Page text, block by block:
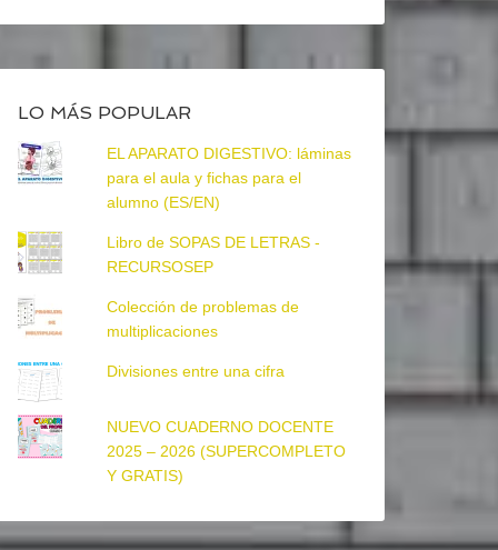
LO MÁS POPULAR
EL APARATO DIGESTIVO: láminas
para el aula y fichas para el
alumno (ES/EN)
Libro de SOPAS DE LETRAS -
RECURSOSEP
Colección de problemas de
multiplicaciones
Divisiones entre una cifra
NUEVO CUADERNO DOCENTE
2025 – 2026 (SUPERCOMPLETO
Y GRATIS)